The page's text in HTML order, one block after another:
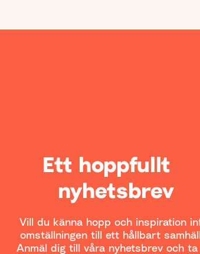
Ett hoppfullt
nyhetsbrev
Vill du känna hopp och inspiration
omställningen till ett hållbart
Anmäl dig till våra nyhetsbrev och ta